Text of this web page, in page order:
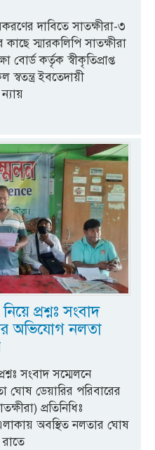
দাবিতে সাতক্ষীরা-৩
স্মারকলিপি সাতক্ষীরা
বোর্ড কর্তৃক স্বীকৃতিপ্রাপ্ত
ইবতেদায়ী
প্রশ্নঃ সংবাদ
অভিযোগ নলতা
সংবাদ সম্মেলনে
ঘোষ ডেয়ারির পরিবারের
প্রতিনিধিঃ
অবস্থিত নলতার ঘোষ
রাতে